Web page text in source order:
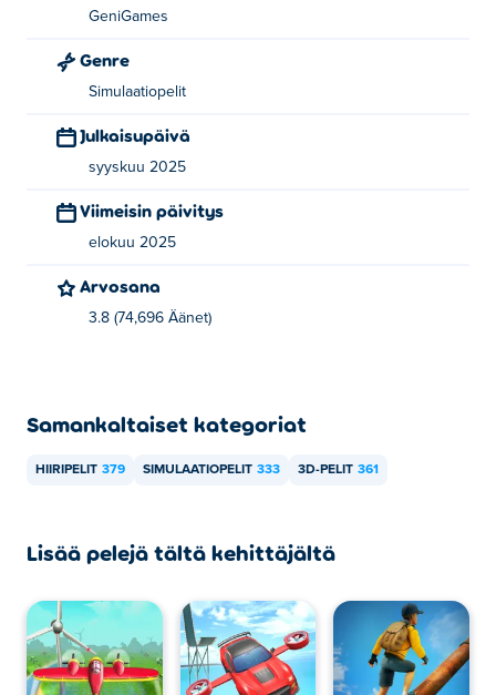
Perfect Landing, Plane Pilot
Kuinka voin pelata I Am Hall Security -peliä
ilmaiseksi?
Voit pelata I Am Hall Security -peliä ilmaiseksi Poki-
sivustolla.
Voinko pelata I Am Hall Securitya
mobiililaitteilla ja tietokoneella?
I Am Hall Securitya voi pelata tietokoneella ja
mobiililaitteilla, kuten puhelimilla ja tableteilla.
GeniGames
Genre
Simulaatiopelit
Julkaisupäivä
syyskuu 2025
Viimeisin päivitys
elokuu 2025
Arvosana
3.8 (74,696 Äänet)
Samankaltaiset kategoriat
HIIRIPELIT 379 SIMULAATIOPELIT 333 3D-PELIT 361
Lisää pelejä tältä kehittäjältä